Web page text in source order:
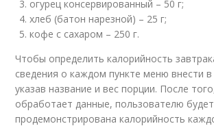
огурец консервированный – 50 г;
хлеб (батон нарезной) – 25 г;
кофе с сахаром – 250 г.
Чтобы определить калорийность
сведения о каждом пункте меню внести
указав название и вес порции. После
обработает данные, пользователю будет
продемонстрирована калорийность